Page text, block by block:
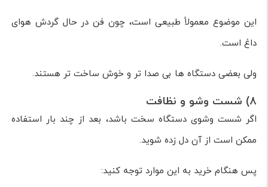
این موضوع معمولاً طبیعی است، چون فن در حال گردش هوای
داغ است.
ولی بعضی دستگاه ها بی صدا تر و خوش ساخت تر هستند.
8) شست وشو و نظافت
اگر شست وشوی دستگاه سخت باشد، بعد از چند بار استفاده
ممکن است از آن دل زده شوید.
پس هنگام خرید به این موارد توجه کنید: